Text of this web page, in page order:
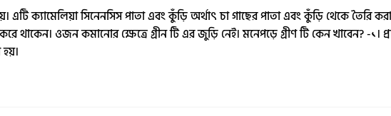
এটি ক্যামেলিয়া সিনেনসিস পাতা এবং কুঁড়ি অর্থাৎ চা গাছের পাতা এবং কুঁড়ি থেকে তৈরি
থাকেন। ওজন কমানোর ক্ষেত্রে গ্রীন টি এর জুড়ি নেই। মনেপড়ে গ্রীণ টি কেন খাবেন? -